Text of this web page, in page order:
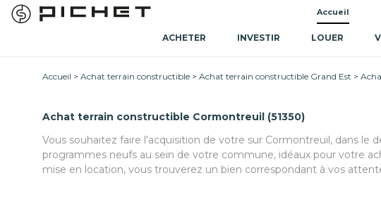
Accueil
ACHETER INVESTIR LOUER
Accueil Achat terrain constructible Achat terrain constructible Grand Est
Achat terrain constructible Cormontreuil (51350)
Vous souhaitez faire l'acquisition de votre sur Cormontreuil, dans
programmes neufs au sein de votre commune, idéaux pour votre
mise en location, vous trouverez un bien correspondant à vos